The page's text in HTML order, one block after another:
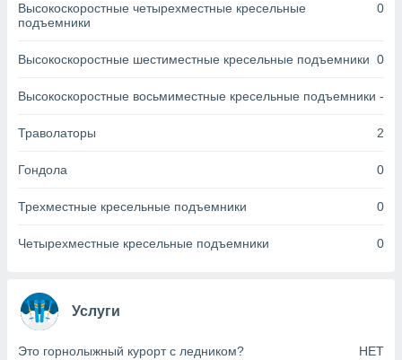
или
и
как
веб-
файлов
ваши
этого вы
время
согласие
против
Высокоскоростные четырехместные кресельные
подъемники
0
Высокоскоростные шестиместные кресельные подъемники 0
Высокоскоростные восьмиместные кресельные подъемники -
Траволаторы 2
Гондола 0
Трехместные кресельные подъемники 0
Четырехместные кресельные подъемники 0
Услуги
Это горнолыжный курорт с ледником? НЕТ